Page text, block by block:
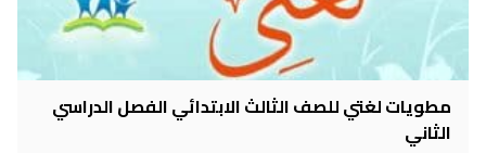
مطويات لغتي للصف الثالث الابتدائي الفصل الدراسي
الثاني